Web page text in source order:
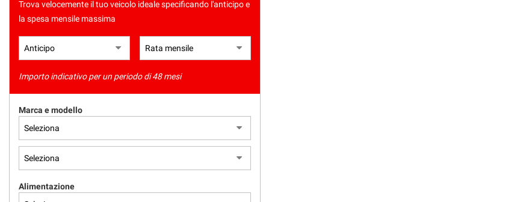
Trova velocemente il tuo veicolo ideale specificando l'anticipo e
la spesa mensile massima
Importo indicativo per un periodo di 48 mesi
Marca e modello
Alimentazione